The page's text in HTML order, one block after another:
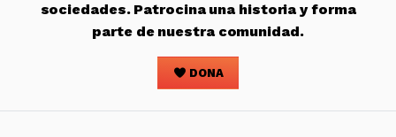
sociedades. Patrocina una historia y forma
parte de nuestra comunidad.
DONA